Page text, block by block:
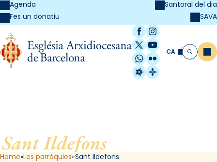
Agenda
Fes un donatiu
Santoral del dia
SAVA
Facebook
Instagram
X / Twitter
YouTube
WhatsApp
Flickr
Radio Estel
Catalunya
CA Cerca
Sant Ildefons, de Barcelona
Home Les parròquies Sant Ildefons